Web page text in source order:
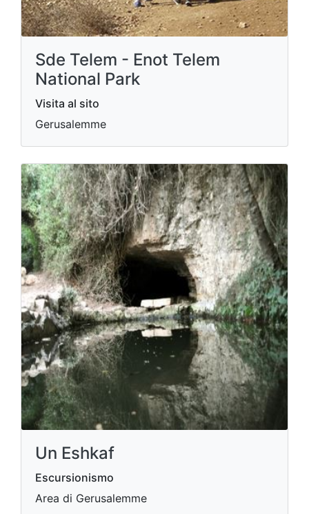
Sde Telem - Enot Telem
National Park
Visita al sito
Gerusalemme
Un Eshkaf
Escursionismo
Area di Gerusalemme